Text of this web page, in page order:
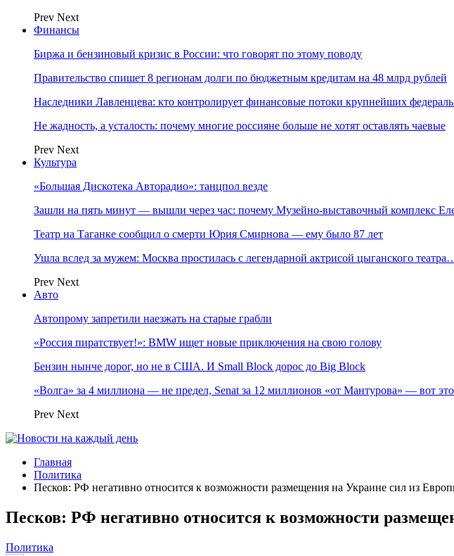
Prev Next
Финансы
Биржа и бензиновый кризис в России: что говорят по этому поводу
Правительство спишет 8 регионам долги по бюджетным кредитам на 48 млрд рублей
Наследники Лавленцева: кто контролирует финансовые потоки крупнейших
Не жадность, а усталость: почему многие россияне больше не хотят оставлять чаевые
Prev Next
Культура
«Большая Дискотека Авторадио»: танцпол везде
Зашли на пять минут — вышли через час: почему Музейно-выставочный комплекс
Театр на Таганке сообщил о смерти Юрия Смирнова — ему было 87 лет
Ушла вслед за мужем: Москва простилась с легендарной актрисой цыганского
Prev Next
Авто
Автопрому запретили наезжать на старые грабли
«Россия пиратствует!»: BMW ищет новые приключения на свою голову
Бензин нынче дорог, но не в США. И Small Block дорос до Big Block
«Волга» за 4 миллиона — не предел, Senat за 12 миллионов «от Мантурова» — вот
Prev Next
Главная
Политика
Песков: РФ негативно относится к возможности размещения на Украине сил из
Песков: РФ негативно относится к возможности
Политика